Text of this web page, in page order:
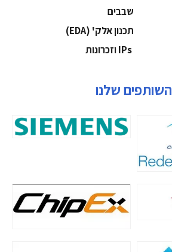
‫שבבים‬
‫תכנון אלק' (‪(EDA‬‬
השותפים שלנו